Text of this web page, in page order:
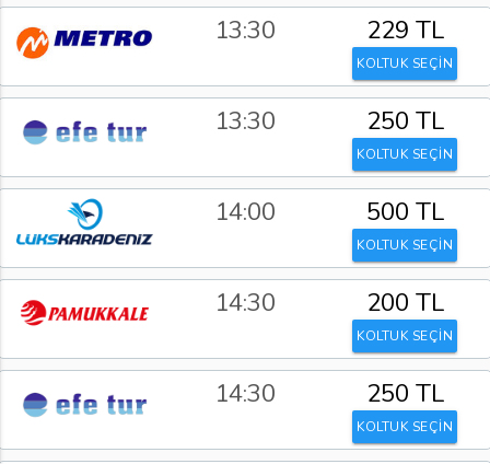
13:30 229 TL
KOLTUK SEÇİN
13:30 250 TL
KOLTUK SEÇİN
14:00 500 TL
KOLTUK SEÇİN
14:30 200 TL
KOLTUK SEÇİN
14:30 250 TL
KOLTUK SEÇİN